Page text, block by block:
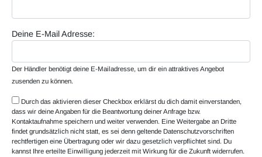
Deine E-Mail Adresse:
Der Händler benötigt deine E-Mailadresse, um dir ein attraktives Angebot
zusenden zu können.
Durch das aktivieren dieser Checkbox erklärst du dich damit einverstanden,
dass wir deine Angaben für die Beantwortung deiner Anfrage bzw.
Kontaktaufnahme speichern und weiter verwenden. Eine Weitergabe an Dritte
findet grundsätzlich nicht statt, es sei denn geltende Datenschutzvorschriften
rechtfertigen eine Übertragung oder wir dazu gesetzlich verpflichtet sind. Du
kannst Ihre erteilte Einwilligung jederzeit mit Wirkung für die Zukunft widerrufen.